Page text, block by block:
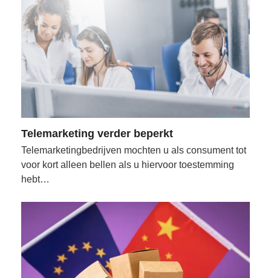
Telemarketing verder beperkt
Telemarketingbedrijven mochten u als consument tot
voor kort alleen bellen als u hiervoor toestemming
hebt…